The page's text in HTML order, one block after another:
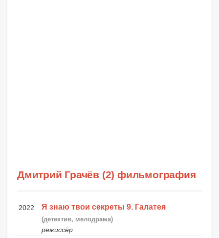
Дмитрий Грачёв (2) фильмография
2022 Я знаю твои секреты 9. Галатея
(детектив, мелодрама)
режиссёр